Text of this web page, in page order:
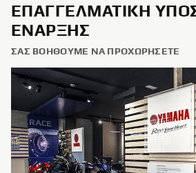
ΕΠΑΓΓΕΛΜΑΤΙΚΉ
ΈΝΑΡΞΗΣ
ΣΑΣ ΒΟΗΘΟΎΜΕ ΝΑ ΠΡΟΧΩΡΉΣΕΤΕ